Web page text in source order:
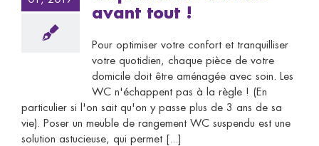
avant tout !
Pour optimiser votre confort et tranquilliser
votre quotidien, chaque pièce de votre
domicile doit être aménagée avec soin. Les
WC n'échappent pas à la règle ! (En
particulier si l'on sait qu'on y passe plus de 3 ans de sa
vie). Poser un meuble de rangement WC suspendu est une
solution astucieuse, qui permet [...]